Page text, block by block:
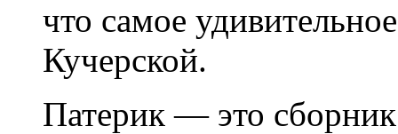
что самое
Кучерской.
Патерик — это